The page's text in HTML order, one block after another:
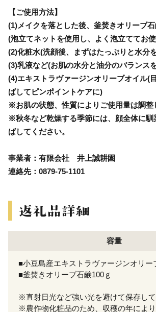
【ご使用方法】
(1)メイクを落とした後、釜焚きオリーブ石
(泡立てネットを使用し、よく泡立ててお
(2)化粧水(洗顔後、まずはたっぷりと水分
(3)乳液など(お肌の水分と油分のバランス
(4)エキストラヴァージンオリーブオイル(
ばしてピンポイントケアに)
※お肌の状態、性質によりご使用量は調整
※秋冬など乾燥する季節には、顔全体に馴
ばしてください。
事業者：有限会社 井上誠耕園
連絡先：0879-75-1101
容量
■小豆島産エキストラヴァージンオリー
■釜焚きオリーブ石鹸100ｇ
※直射日光など強い光を避けて保存し
※農作物化粧品のため、収穫の年によ